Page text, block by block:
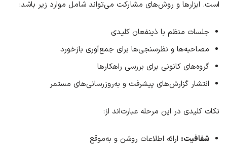
است. ابزارها و روش‌های مشارکت می‌تواند شامل موارد زیر باشد:
جلسات منظم با ذینفعان کلیدی
مصاحبه‌ها و نظرسنجی‌ها برای جمع‌آوری بازخورد
گروه‌های کانونی برای بررسی راهکارها
انتشار گزارش‌های پیشرفت و به‌روزرسانی‌های مستمر
نکات کلیدی در این مرحله عبارت‌اند از:
شفافیت: ارائه اطلاعات روشن و به‌موقع